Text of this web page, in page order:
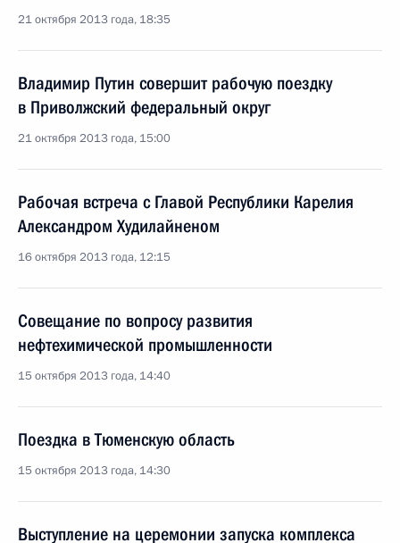
21 октября 2013 года, 18:35
Владимир Путин совершит рабочую поездку
в Приволжский федеральный округ
21 октября 2013 года, 15:00
Рабочая встреча с Главой Республики Карелия
Александром Худилайненом
16 октября 2013 года, 12:15
Совещание по вопросу развития
нефтехимической промышленности
15 октября 2013 года, 14:40
Поездка в Тюменскую область
15 октября 2013 года, 14:30
Выступление на церемонии запуска комплекса